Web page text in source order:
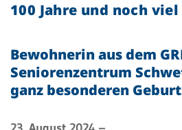
Patientenportal
Karriere
Barrierefreiheit
100 Jahre und noch
Bewohnerin aus dem
Seniorenzentrum
ganz besonderen